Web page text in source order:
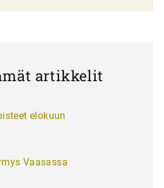
artikkelit
elokuun
Vaasassa